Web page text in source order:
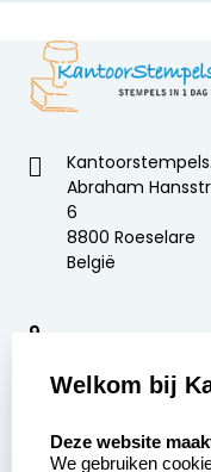
Abraham
6
8800 Roeselare
België
9
Welkom bij
Deze website
We gebruiken